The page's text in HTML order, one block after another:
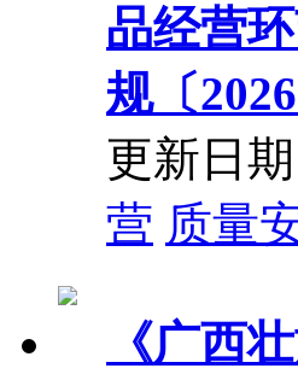
品经营
规〔
更新日
营 质量
《广西